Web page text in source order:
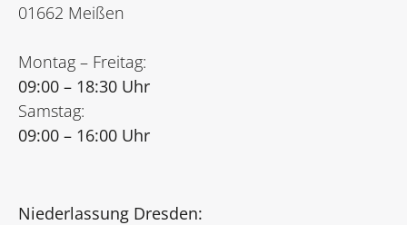
01662 Meißen
Montag – Freitag:
09:00 – 18:30 Uhr
Samstag:
09:00 – 16:00 Uhr
Niederlassung Dresden: